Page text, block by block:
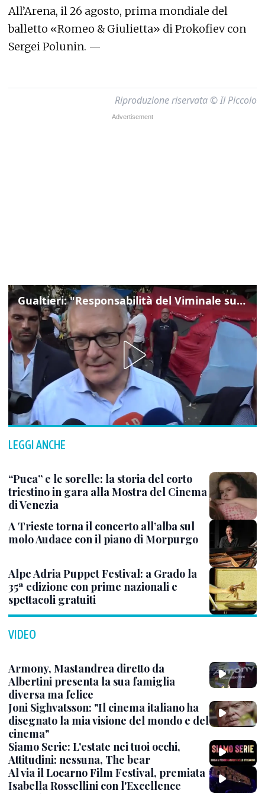
All’Arena, il 26 agosto, prima mondiale del
balletto «Romeo & Giulietta» di Prokofiev con
Sergei Polunin. —
Riproduzione riservata © Il Piccolo
Gualtieri: "Responsabilità del Viminale su Spin Time? La posizione dei partiti è nota"
LEGGI ANCHE
“Puca” e le sorelle: la storia del corto
triestino in gara alla Mostra del Cinema
di Venezia
A Trieste torna il concerto all’alba sul
molo Audace con il piano di Morpurgo
Alpe Adria Puppet Festival: a Grado la
35ª edizione con prime nazionali e
spettacoli gratuiti
VIDEO
Armony, Mastandrea diretto da
Albertini presenta la sua famiglia
diversa ma felice
Joni Sighvatsson: "Il cinema italiano ha
disegnato la mia visione del mondo e del
cinema"
Siamo Serie: L'estate nei tuoi occhi,
Attitudini: nessuna, The bear
Al via il Locarno Film Festival, premiata
Isabella Rossellini con l'Excellence